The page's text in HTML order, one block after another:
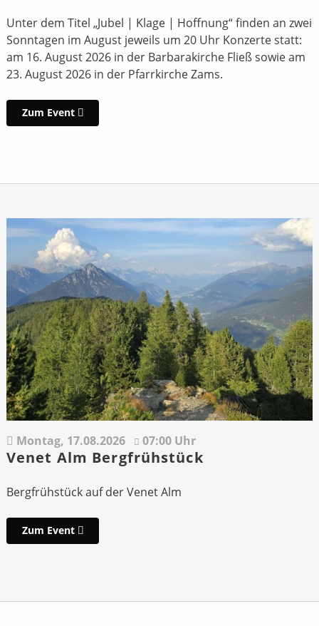
Unter dem Titel „Jubel | Klage | Hoffnung“ finden an zwei
Sonntagen im August jeweils um 20 Uhr Konzerte statt:
am 16. August 2026 in der Barbarakirche Fließ sowie am
23. August 2026 in der Pfarrkirche Zams.
Zum Event
Montag, 17.08.2026 07:00 Uhr
Venet Alm Bergfrühstück
Bergfrühstück auf der Venet Alm
Zum Event